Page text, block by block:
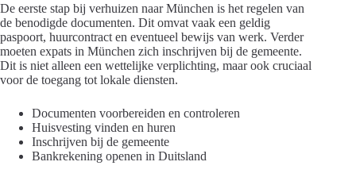
De eerste stap bij verhuizen naar München is het regelen van
de benodigde documenten. Dit omvat vaak een geldig
paspoort, huurcontract en eventueel bewijs van werk. Verder
moeten expats in München zich inschrijven bij de gemeente.
Dit is niet alleen een wettelijke verplichting, maar ook cruciaal
voor de toegang tot lokale diensten.
Documenten voorbereiden en controleren
Huisvesting vinden en huren
Inschrijven bij de gemeente
Bankrekening openen in Duitsland